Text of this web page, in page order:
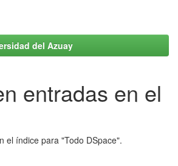
del Azuay
entradas en el
el índice para "Todo DSpace".